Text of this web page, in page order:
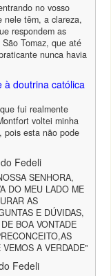
no vosso
nele têm, a clareza,
respondem as
Tomaz, que até
nunca havia
à doutrina católica
fui realmente
voltei minha
pois esta não pode
Fedeli
SENHORA,
DO MEU LADO ME
AS
E DÚVIDAS,
BOA VONTADE
A VERDADE"
Fedeli